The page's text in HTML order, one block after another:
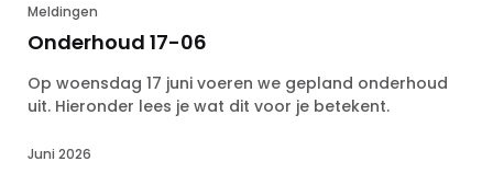
Meldingen
Onderhoud 17-06
Op woensdag 17 juni voeren we gepland onderhoud
uit. Hieronder lees je wat dit voor je betekent.
Juni 2026